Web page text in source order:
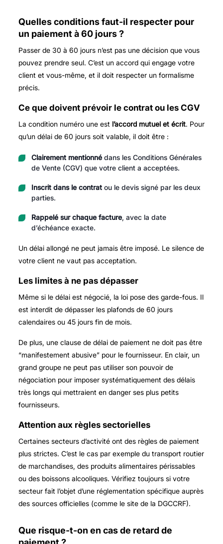
Quelles conditions faut-il respecter pour
un paiement à 60 jours ?
Passer de 30 à 60 jours n’est pas une décision que vous
pouvez prendre seul. C’est un accord qui engage votre
client et vous-même, et il doit respecter un formalisme
précis.
Ce que doivent prévoir le contrat ou les CGV
La condition numéro une est l’accord mutuel et écrit. Pour
qu’un délai de 60 jours soit valable, il doit être :
Clairement mentionnédans les Conditions Générales
de Vente (CGV) que votre client a acceptées.
Inscrit dans le contratou le devis signé par les deux
parties.
Rappelé sur chaque facture, avec la date
d’échéance exacte.
Un délai allongé ne peut jamais être imposé. Le silence de
votre client ne vaut pas acceptation.
Les limites à ne pas dépasser
Même si le délai est négocié, la loi pose des garde-fous. Il
est interdit de dépasser les plafonds de 60 jours
calendaires ou 45 jours fin de mois.
De plus, une clause de délai de paiement ne doit pas être
“manifestement abusive” pour le fournisseur. En clair, un
grand groupe ne peut pas utiliser son pouvoir de
négociation pour imposer systématiquement des délais
très longs qui mettraient en danger ses plus petits
fournisseurs.
Attention aux règles sectorielles
Certaines secteurs d’activité ont des règles de paiement
plus strictes. C’est le cas par exemple du transport routier
de marchandises, des produits alimentaires périssables
ou des boissons alcooliques. Vérifiez toujours si votre
secteur fait l’objet d’une réglementation spécifique auprès
des sources officielles (comme le site de la DGCCRF).
Que risque-t-on en cas de retard de